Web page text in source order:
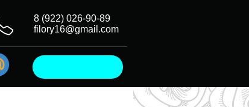
8 (922) 026-90-89
filory16@gmail.com